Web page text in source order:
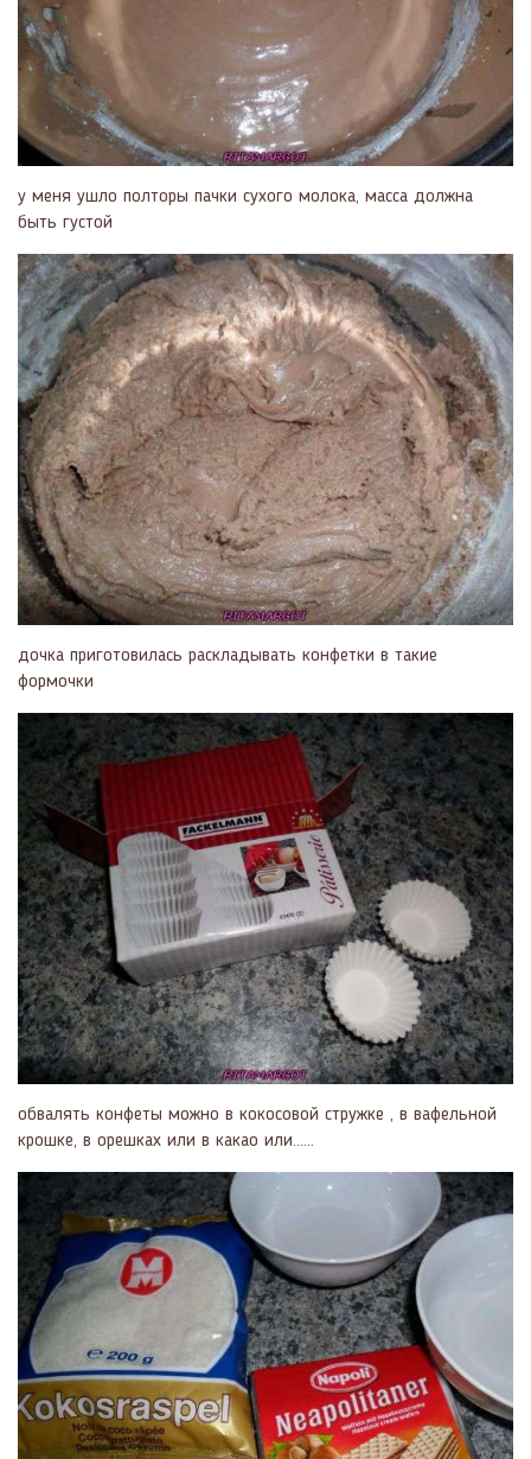
у меня ушло полторы пачки сухого молока, масса должна
быть густой
дочка приготовилась раскладывать конфетки в такие
формочки
обвалять конфеты можно в кокосовой стружке , в вафельной
крошке, в орешках или в какао или......